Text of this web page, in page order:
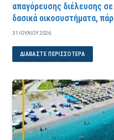
απαγόρευσης διέλευσης
δασικά οικοσυστήματα,
31 ΙΟΥΛΊΟΥ 2026
ΔΙΑΒΆΣΤΕ ΠΕΡΙΣΣΌΤΕΡΑ